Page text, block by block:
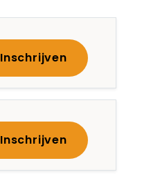
Inschrijven
Inschrijven